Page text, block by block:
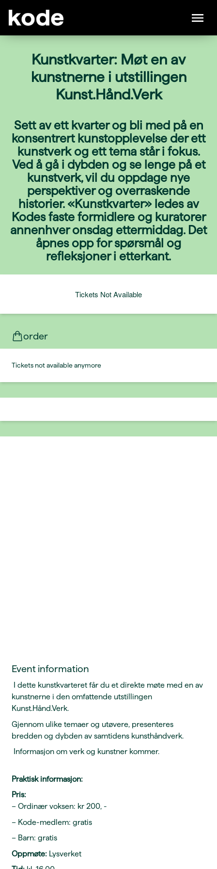
Kunstkvarter: Møt en av
kunstnerne i utstillingen
Kunst.Hånd.Verk
Sett av ett kvarter og bli med på en
konsentrert kunstopplevelse der ett
kunstverk og ett tema står i fokus.
Ved å gå i dybden og se lenge på et
kunstverk, vil du oppdage nye
perspektiver og overraskende
historier. «Kunstkvarter» ledes av
Kodes faste formidlere og kuratorer
annenhver onsdag ettermiddag. Det
åpnes opp for spørsmål og
refleksjoner i etterkant.
Tickets Not Available
order
Tickets not available anymore
Event information
I dette kunstkvarteret får du et direkte møte med en av
kunstnerne i den omfattende utstillingen
Kunst.Hånd.Verk.
Gjennom ulike temaer og utøvere, presenteres
bredden og dybden av samtidens kunsthåndverk.
Informasjon om verk og kunstner kommer.
Praktisk informasjon:
Pris:
– Ordinær voksen: kr 200, -
– Kode-medlem: gratis
– Barn: gratis
Oppmøte: Lysverket